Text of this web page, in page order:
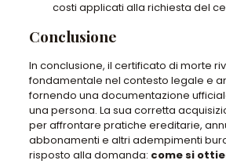
costi applicati alla richiesta del
Conclusione
In conclusione, il certificato di morte
fondamentale nel contesto legale e
fornendo una documentazione
una persona. La sua corretta
per affrontare pratiche ereditarie,
abbonamenti e altri adempimenti
risposto alla domanda: come si